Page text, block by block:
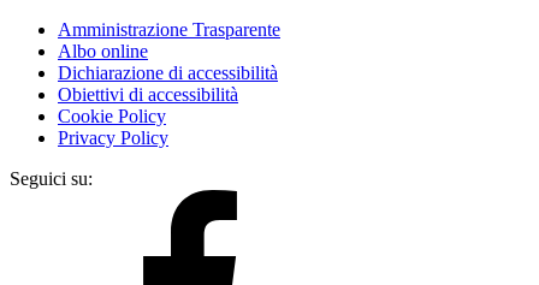
Amministrazione Trasparente
Albo online
Dichiarazione di accessibilità
Obiettivi di accessibilità
Cookie Policy
Privacy Policy
Seguici su: